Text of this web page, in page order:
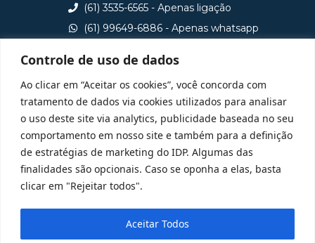
Controle de uso de dados
Ao clicar em “Aceitar os cookies”, você concorda com
tratamento de dados via cookies utilizados para analisar
o uso deste site via analytics, publicidade baseada no seu
comportamento em nosso site e também para a definição
de estratégias de marketing do IDP. Algumas das
finalidades são opcionais. Caso se oponha a elas, basta
clicar em "Rejeitar todos".
Aceitar Todos
(61) 3535-6565 - Apenas ligação
(61) 99649-6886 - Apenas whatsapp
Consulte aqui o cadastro da Instituição no Sistema e-
MEC